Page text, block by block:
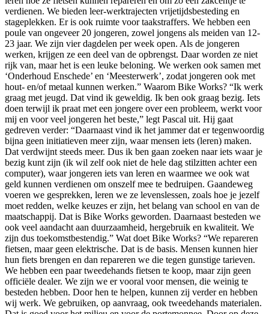
verdienen. We bieden leer-werktrajecten vrijetijdsbesteding en
stageplekken. Er is ook ruimte voor taakstraffers. We hebben een
poule van ongeveer 20 jongeren, zowel jongens als meiden van 12-
23 jaar. We zijn vier dagdelen per week open. Als de jongeren
werken, krijgen ze een deel van de opbrengst. Daar worden ze niet
rijk van, maar het is een leuke beloning. We werken ook samen met
‘Onderhoud Enschede’ en ‘Meesterwerk’, zodat jongeren ook met
hout- en/of metaal kunnen werken.” Waarom Bike Works? “Ik werk
graag met jeugd. Dat vind ik geweldig. Ik ben ook graag bezig. Iets
doen terwijl ik praat met een jongere over een probleem, werkt voor
mij en voor veel jongeren het beste,” legt Pascal uit. Hij gaat
gedreven verder: “Daarnaast vind ik het jammer dat er tegenwoordig
bijna geen initiatieven meer zijn, waar mensen iets (leren) maken.
Dat verdwijnt steeds meer. Dus ik ben gaan zoeken naar iets waar je
bezig kunt zijn (ik wil zelf ook niet de hele dag stilzitten achter een
computer), waar jongeren iets van leren en waarmee we ook wat
geld kunnen verdienen om onszelf mee te bedruipen. Gaandeweg
voeren we gesprekken, leren we ze levenslessen, zoals hoe je jezelf
moet redden, welke keuzes er zijn, het belang van school en van de
maatschappij. Dat is Bike Works geworden. Daarnaast besteden we
ook veel aandacht aan duurzaamheid, hergebruik en kwaliteit. We
zijn dus toekomstbestendig.” Wat doet Bike Works? “We repareren
fietsen, maar geen elektrische. Dat is de basis. Mensen kunnen hier
hun fiets brengen en dan repareren we die tegen gunstige tarieven.
We hebben een paar tweedehands fietsen te koop, maar zijn geen
officiële dealer. We zijn we er vooral voor mensen, die weinig te
besteden hebben. Door hen te helpen, kunnen zij verder en hebben
wij werk. We gebruiken, op aanvraag, ook tweedehands materialen.